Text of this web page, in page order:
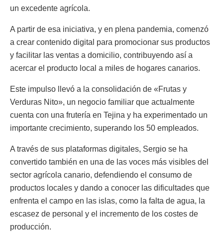
un excedente agrícola.
A partir de esa iniciativa, y en plena pandemia, comenzó
a crear contenido digital para promocionar sus productos
y facilitar las ventas a domicilio, contribuyendo así a
acercar el producto local a miles de hogares canarios.
Este impulso llevó a la consolidación de «Frutas y
Verduras Nito», un negocio familiar que actualmente
cuenta con una frutería en Tejina y ha experimentado un
importante crecimiento, superando los 50 empleados.
A través de sus plataformas digitales, Sergio se ha
convertido también en una de las voces más visibles del
sector agrícola canario, defendiendo el consumo de
productos locales y dando a conocer las dificultades que
enfrenta el campo en las islas, como la falta de agua, la
escasez de personal y el incremento de los costes de
producción.